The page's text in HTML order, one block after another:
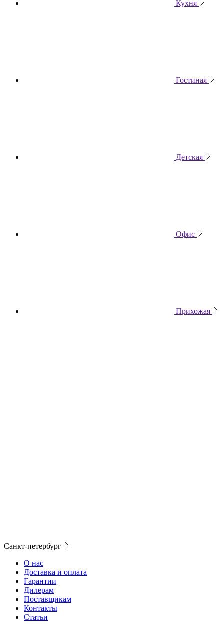
Кухня
Гостиная
Детская
Офис
Прихожая
Санкт-петербург
О нас
Доставка и оплата
Гарантии
Дилерам
Поставщикам
Контакты
Статьи